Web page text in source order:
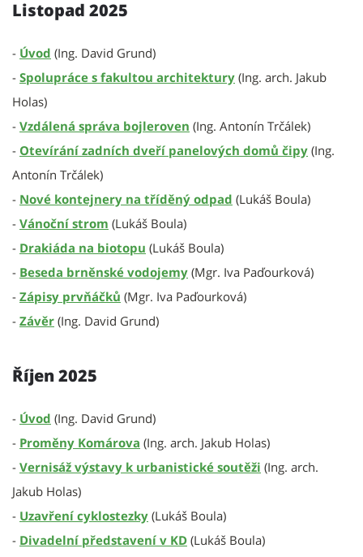
Listopad 2025
- Úvod (Ing. David Grund)
- Spolupráce s fakultou architektury (Ing. arch. Jakub
Holas)
- Vzdálená správa bojleroven (Ing. Antonín Trčálek)
- Otevírání zadních dveří panelových domů čipy (Ing.
Antonín Trčálek)
- Nové kontejnery na tříděný odpad (Lukáš Boula)
- Vánoční strom (Lukáš Boula)
- Drakiáda na biotopu (Lukáš Boula)
- Beseda brněnské vodojemy (Mgr. Iva Paďourková)
- Zápisy prvňáčků (Mgr. Iva Paďourková)
- Závěr (Ing. David Grund)
Říjen 2025
- Úvod (Ing. David Grund)
- Proměny Komárova (Ing. arch. Jakub Holas)
- Vernisáž výstavy k urbanistické soutěži (Ing. arch.
Jakub Holas)
- Uzavření cyklostezky (Lukáš Boula)
- Divadelní představení v KD (Lukáš Boula)